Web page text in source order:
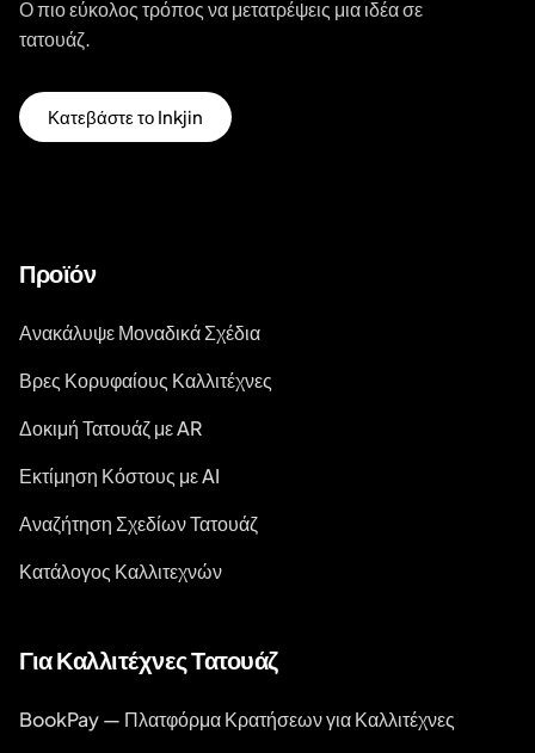
Ο πιο εύκολος τρόπος να μετατρέψεις μια ιδέα σε
τατουάζ.
Κατεβάστε το Inkjin
Προϊόν
Ανακάλυψε Μοναδικά Σχέδια
Βρες Κορυφαίους Καλλιτέχνες
Δοκιμή Τατουάζ με AR
Εκτίμηση Κόστους με AI
Αναζήτηση Σχεδίων Τατουάζ
Κατάλογος Καλλιτεχνών
Για Καλλιτέχνες Τατουάζ
BookPay — Πλατφόρμα Κρατήσεων για Καλλιτέχνες